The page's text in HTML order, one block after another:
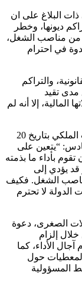
البلاغ على ان
ديونها، وخطر
من مناصب الشغل،
في احترام
والتراكم
مدى تقيد
إلا أنه لم
وفي هذا الإطار استحضرت مقتطفا من الخطاب الملكي بتاريخ 20
“يتعين على
تقوم بأداء ما بذمته
يؤدي إلى
مناصب الشغل. فكيف
الدولة لا تحترم
الصغرى، دعوة
إلزام
الأداء، كما
لمعطيات حول
المسؤولية